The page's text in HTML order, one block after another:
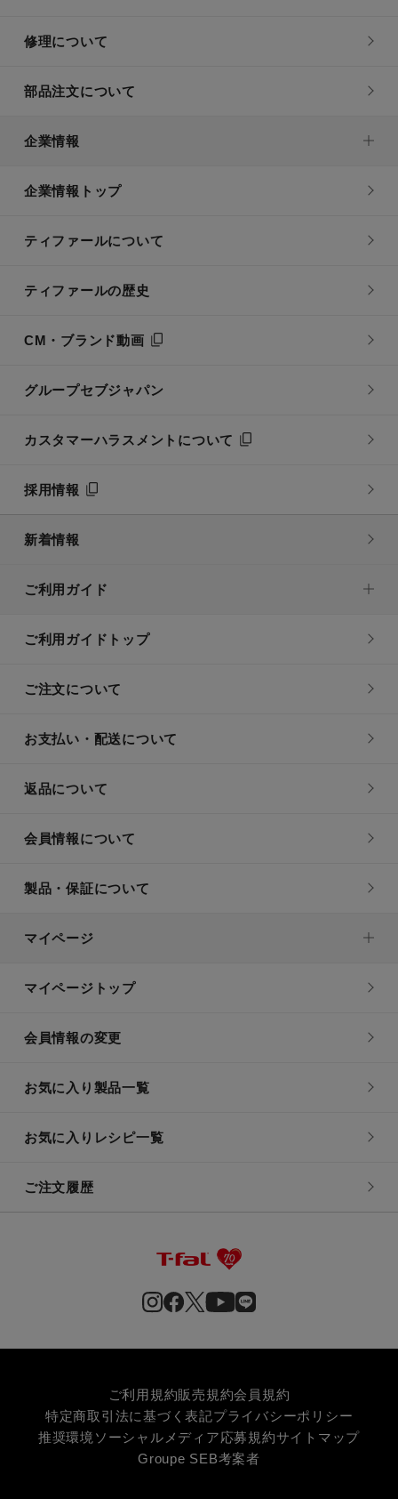
修理について
部品注文について
企業情報
企業情報トップ
ティファールについて
ティファールの歴史
CM・ブランド動画
グループセブジャパン
カスタマーハラスメントについて
採用情報
新着情報
ご利用ガイド
ご利用ガイドトップ
ご注文について
お支払い・配送について
返品について
会員情報について
製品・保証について
マイページ
マイページトップ
会員情報の変更
お気に入り製品一覧
お気に入りレシピ一覧
ご注文履歴
ご利用規約販売規約会員規約
特定商取引法に基づく表記プライバシーポリシー
推奨環境 ソーシャルメディア応募規約サイトマップ
Groupe SEB考案者